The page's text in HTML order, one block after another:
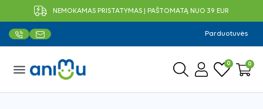
NEMOKAMAS PRISTATYMAS Į PAŠTOMATĄ NUO 39 EUR
Parduotuvės
menu 0 0